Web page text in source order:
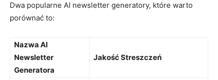
Dwa popularne AI newsletter generatory, ⁤które warto
porównać to:
Nazwa AI
Newsletter⁤
Generatora
Jakość Streszczeń